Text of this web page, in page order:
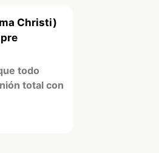
Christi)
todo
total con